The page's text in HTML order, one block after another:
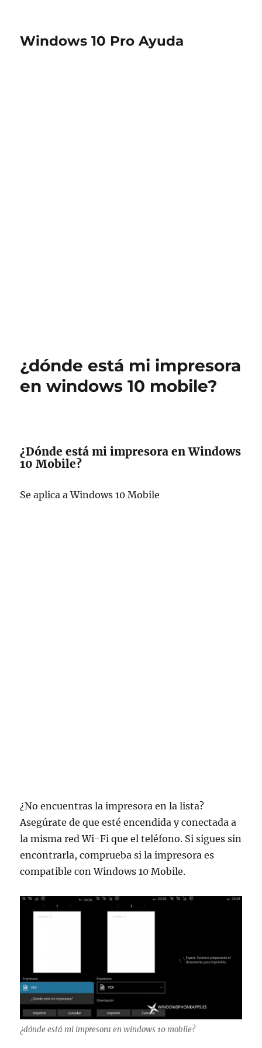
Windows 10 Pro Ayuda
¿dónde está mi impresora
en windows 10 mobile?
¿Dónde está mi impresora en Windows
10 Mobile?
Se aplica a Windows 10 Mobile
¿No encuentras la impresora en la lista?
Asegúrate de que esté encendida y conectada a
la misma red Wi-Fi que el teléfono. Si sigues sin
encontrarla, comprueba si la impresora es
compatible con Windows 10 Mobile.
¿dónde está mi impresora en windows 10 mobile?